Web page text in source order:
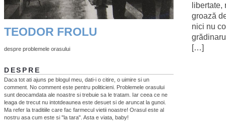
groază
nici nu
[…]
TEODOR FROLU
despre problemele orasului
DESPRE
Daca tot ati ajuns pe blogul meu, dati-i o citire, o uimire si un
comment. No comment este pentru politicieni. Problemele orasului
sunt deocamdata ale noastre si trebuie sa le tratam. Iar ceea ce ne
leaga de trecut nu intotdeaunea este desuet si de aruncat la gunoi.
Ma refer la traditiile care fac farmecul vietii noastre! Orasul este al
nostru asa cum este si "la tara". Asta e viata, baby!